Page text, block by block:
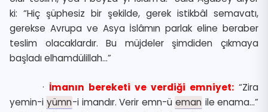
ki: “Hiç şüphesiz bir şekilde, gerek istikbâl semavatı,
gerekse Avrupa ve Asya İslâmın parlak eline beraber
teslim olacaklardır. Bu müjdeler şimdiden çıkmaya
başladı elhamdülillah…”
· İmanın bereketi ve verdiği emniyet: “Zira
yemin-i yümn-i imandır. Verir emn-ü eman ile enama…”